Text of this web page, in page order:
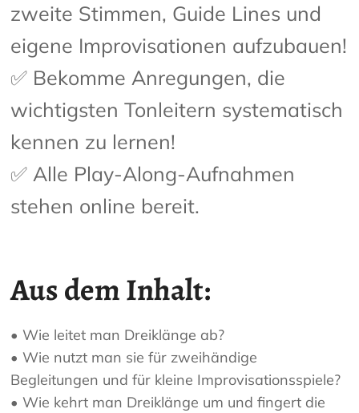
zweite Stimmen, Guide Lines und
eigene Improvisationen aufzubauen!
✅ Bekomme Anregungen, die
wichtigsten Tonleitern systematisch
kennen zu lernen!
✅ Alle Play-Along-Aufnahmen
stehen online bereit.
Aus dem Inhalt:
• Wie leitet man Dreiklänge ab?
• Wie nutzt man sie für zweihändige
Begleitungen und für kleine Improvisationsspiele?
• Wie kehrt man Dreiklänge um und fingert die